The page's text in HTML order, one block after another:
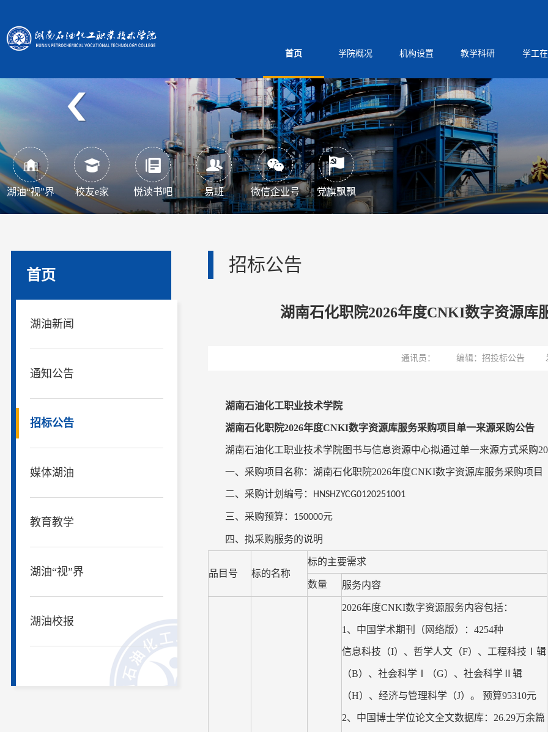
首页 学院概况 机构设置 教学科研 学工
湖油“视”界 校友e家 悦读书吧 易班 微信企业号 党旗飘飘
首页
湖油新闻
通知公告
招标公告
媒体湖油
教育教学
湖油“视”界
湖油校报
招标公告
湖南石化职院2026年度CNKI数字资源库
通讯员： 编辑：招投标公告
湖南石油化工职业技术学院
湖南石化职院2026年度CNKI数字资源库服务采购项目单一来源采购公告
湖南石油化工职业技术学院图书与信息资源中心拟通过单一来源方式采购
一、采购项目名称：湖南石化职院2026年度CNKI数字资源库服务采购项目
二、采购计划编号： HNSHZYCG0120251001
三、采购预算： 150000元
四、拟采购服务的说明
品目号 标的名称
标的主要需求
数量 服务内容
2026年度CNKI数字资源服务内容包括：
1、中国学术期刊（网络版）： 4254种
信息科技（I）、哲学人文（F）、工程科技Ⅰ辑
（B）、社会科学Ⅰ（G）、社会科学Ⅱ辑
（H）、经济与管理科学（J）。 预算95310元
2、中国博士学位论文全文数据库： 26.29万余篇